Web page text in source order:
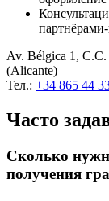
Av. Bélgica 1, C.C.
(Alicante)
Тел.: +34 865 44
Часто
Сколько
получения